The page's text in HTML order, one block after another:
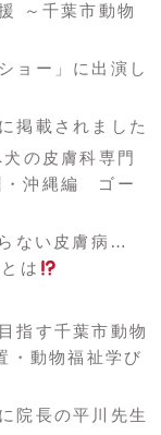
～千葉市動物
ョー」に出演し
掲載されました
の皮膚科専門
・沖縄編 ゴー
ない皮膚病…
は
指す千葉市動物
・動物福祉学び
院長の平川先生